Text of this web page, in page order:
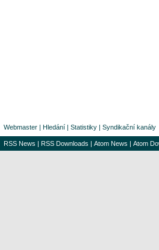
Webmaster | Hledání | Statistiky | Syndikační kanály
RSS News | RSS Downloads | Atom News | Atom